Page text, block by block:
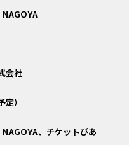
会社
）
、チケットぴあ